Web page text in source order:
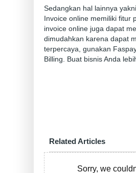
Sedangkan hal lainnya
Invoice online memiliki fitur
invoice online juga dapat
dimudahkan karena dapat
terpercaya, gunakan
Billing. Buat bisnis Anda
Related Articles
Sorry, we